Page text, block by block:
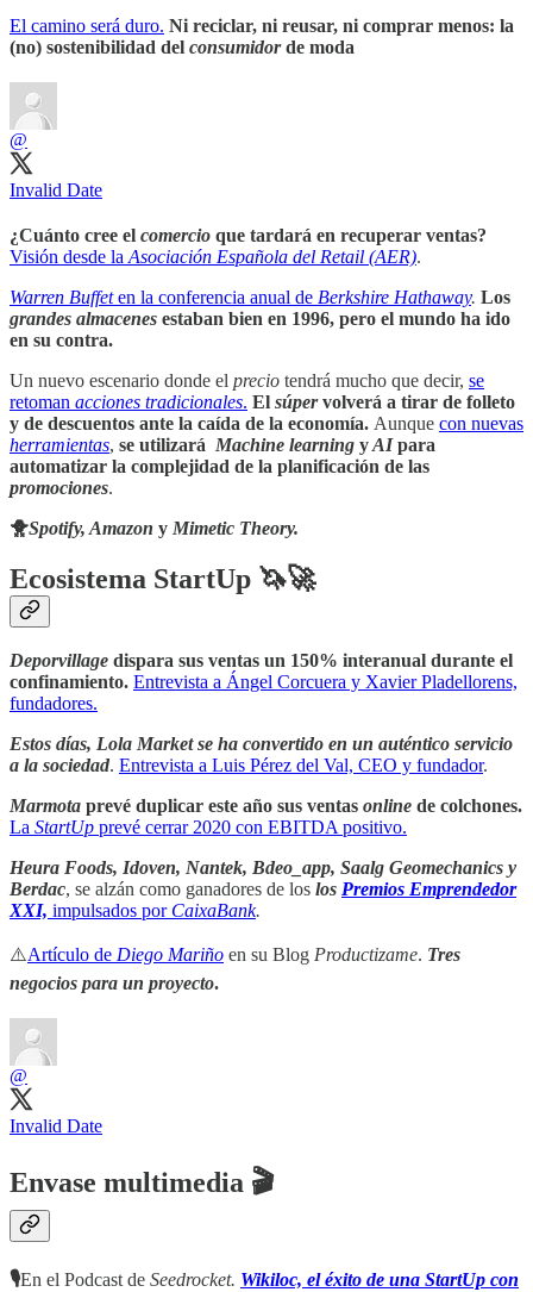
El camino será duro. Ni reciclar, ni reusar, ni comprar menos: la
(no) sostenibilidad del consumidorde moda
@
Invalid Date
¿Cuánto cree el comercio que tardará en recuperar ventas?
Visión desde la Asociación Española del Retail (AER).
Warren Buffeten la conferencia anual de Berkshire Hathaway. Los
grandes almacenes estaban bien en 1996, pero el mundo ha ido
en su contra.
Un nuevo escenario donde el precio tendrá mucho que decir, se
retoman acciones tradicionales. El súpervolverá a tirar de folleto
y de descuentos ante la caída de la economía. Aunque con nuevas
herramientas, se utilizará Machine learning yAIpara
automatizar la complejidad de la planificación de las
promociones.
🐥Spotify, Amazon y Mimetic Theory.
Ecosistema StartUp 🦄🚀
Deporvillage dispara sus ventas un 150% interanual durante el
confinamiento. Entrevista a Ángel Corcuera y Xavier Pladellorens,
fundadores.
Estos días, Lola Market se ha convertido en un auténtico servicio
a la sociedad. Entrevista a Luis Pérez del Val, CEO y fundador.
Marmota prevé duplicar este año sus ventas online de colchones.
La StartUp prevé cerrar 2020 con EBITDA positivo.
Heura Foods, Idoven, Nantek, Bdeo_app, Saalg Geomechanics y
Berdac, se alzán como ganadores de los los Premios Emprendedor
XXI, impulsados porCaixaBank.
⚠️Artículo de Diego Mariño en su Blog Productizame. Tres
negocios para un proyecto.
@
Invalid Date
Envase multimedia 🎬
🎙En el Podcast de Seedrocket. Wikiloc, el éxito de una StartUp con